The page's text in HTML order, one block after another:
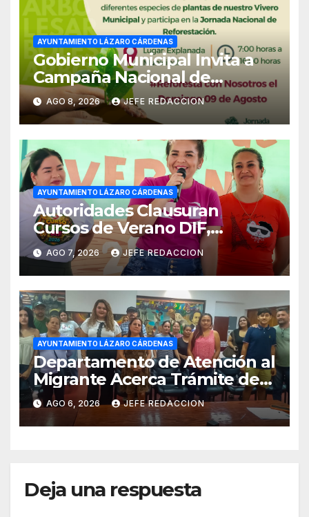
AYUNTAMIENTO LÁZARO CÁRDENAS
Gobierno Municipal Invita a
Campaña Nacional de
Reforestación
AGO 8, 2026 JEFE REDACCION
AYUNTAMIENTO LÁZARO CÁRDENAS
Autoridades Clausuran
Cursos de Verano DIF,
Seguridad Pública y Casa de
Cultura 2026
AGO 7, 2026 JEFE REDACCION
AYUNTAMIENTO LÁZARO CÁRDENAS
Departamento de Atención al
Migrante Acerca Trámite de
Pasaportes Estadounidenses
a Residentes de Lázaro
Cárdenas
AGO 6, 2026 JEFE REDACCION
Deja una respuesta